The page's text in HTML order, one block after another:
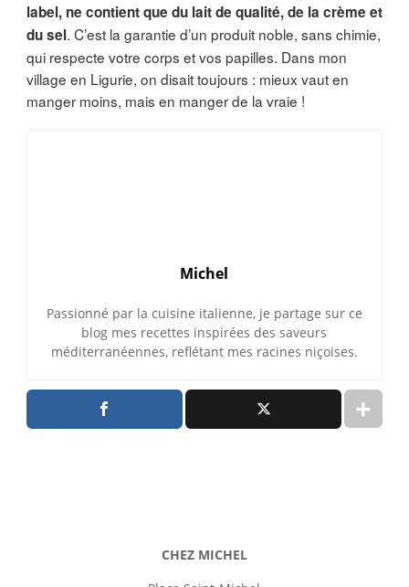
label, ne contient que du lait de qualité, de la crème et
du sel. C’est la garantie d’un produit noble, sans chimie,
qui respecte votre corps et vos papilles. Dans mon
village en Ligurie, on disait toujours : mieux vaut en
manger moins, mais en manger de la vraie !
Michel
Passionné par la cuisine italienne, je partage sur ce
blog mes recettes inspirées des saveurs
méditerranéennes, reflétant mes racines niçoises.
CHEZ MICHEL